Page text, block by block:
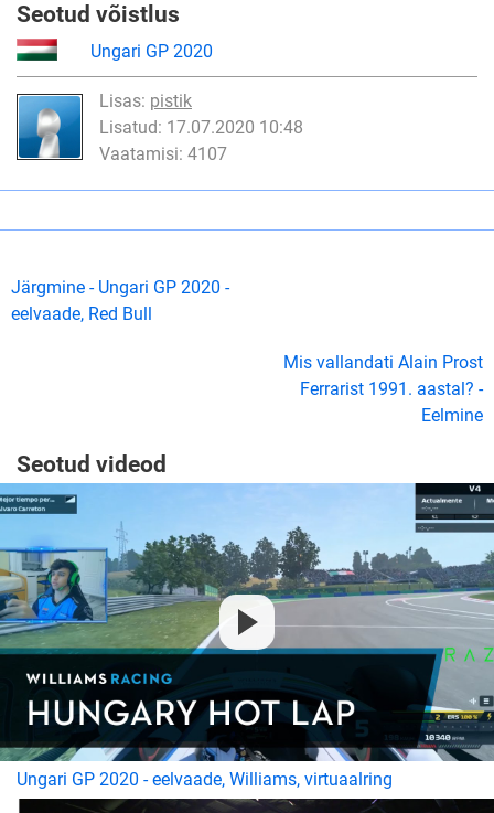
Seotud võistlus
Ungari GP 2020
Lisas: pistik
Lisatud: 17.07.2020 10:48
Vaatamisi: 4107
Järgmine - Ungari GP 2020 -
eelvaade, Red Bull
Mis vallandati Alain Prost
Ferrarist 1991. aastal? -
Eelmine
Seotud videod
Ungari GP 2020 - eelvaade, Williams, virtuaalring